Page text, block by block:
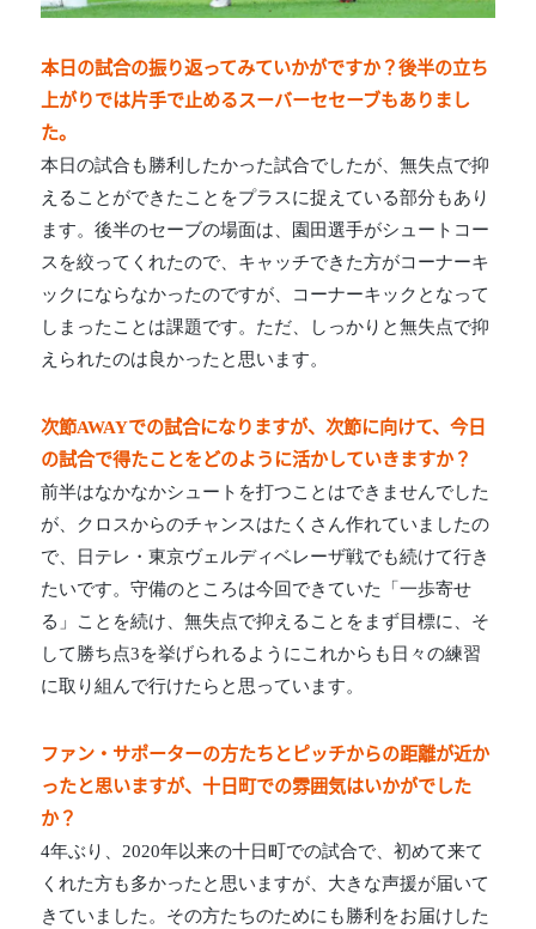
本日の試合の振り返ってみていかがですか？後半の立ち
上がりでは片手で止めるスーバーセセーブもありまし
た。
本日の試合も勝利したかった試合でしたが、無失点で抑
えることができたことをプラスに捉えている部分もあり
ます。後半のセーブの場面は、園田選手がシュートコー
スを絞ってくれたので、キャッチできた方がコーナーキ
ックにならなかったのですが、コーナーキックとなって
しまったことは課題です。ただ、しっかりと無失点で抑
えられたのは良かったと思います。
次節AWAYでの試合になりますが、次節に向けて、今日
の試合で得たことをどのように活かしていきますか？
前半はなかなかシュートを打つことはできませんでした
が、クロスからのチャンスはたくさん作れていましたの
で、日テレ・東京ヴェルディベレーザ戦でも続けて行き
たいです。守備のところは今回できていた「一歩寄せ
る」ことを続け、無失点で抑えることをまず目標に、そ
して勝ち点3を挙げられるようにこれからも日々の練習
に取り組んで行けたらと思っています。
ファン・サポーターの方たちとピッチからの距離が近か
ったと思いますが、十日町での雰囲気はいかがでした
か？
4年ぶり、2020年以来の十日町での試合で、初めて来て
くれた方も多かったと思いますが、大きな声援が届いて
きていました。その方たちのためにも勝利をお届けした